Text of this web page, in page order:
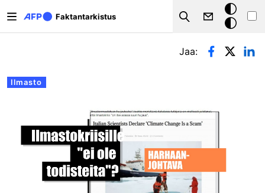
Faktantarkistus
Search
Tumma
tila
Ensisijaiset välilehdet
Ilmasto
Jaa: